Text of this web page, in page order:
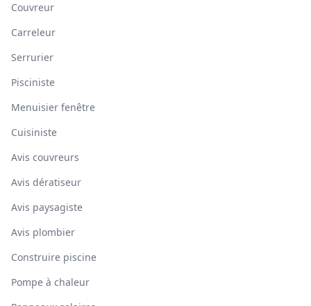
Couvreur
Carreleur
Serrurier
Pisciniste
Menuisier fenêtre
Cuisiniste
Avis couvreurs
Avis dératiseur
Avis paysagiste
Avis plombier
Construire piscine
Pompe à chaleur